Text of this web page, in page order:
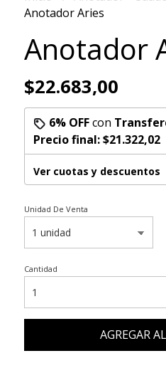
Anotador Aries
Anotador
$22.683,00
6% OFFcon
Precio final:$21.322,02
Ver cuotas y descuentos
Unidad De Venta
Cantidad
AGREGAR